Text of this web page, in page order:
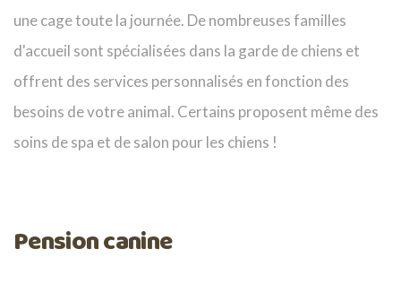
une cage toute la journée. De nombreuses familles
d'accueil sont spécialisées dans la garde de chiens et
offrent des services personnalisés en fonction des
besoins de votre animal. Certains proposent même des
soins de spa et de salon pour les chiens !
Pension canine